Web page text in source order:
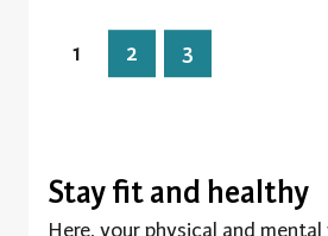
1 2 3
Stay fit and healthy
Here, your physical and